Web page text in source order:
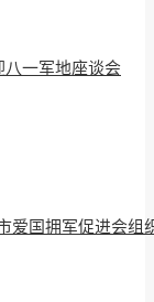
八一军地座谈会
国拥军促进会组